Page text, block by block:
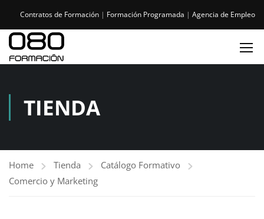
Contratos de Formación | Formación Programada | Agencia de Empleo
TIENDA
Home Tienda
Catálogo Formativo
Comercio y Marketing